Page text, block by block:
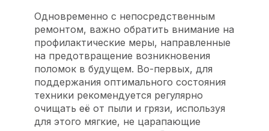
Одновременно с непосредственным
ремонтом, важно обратить внимание на
профилактические меры, направленные
на предотвращение возникновения
поломок в будущем. Во-первых, для
поддержания оптимального состояния
техники рекомендуется регулярно
очищать её от пыли и грязи, используя
для этого мягкие, не царапающие